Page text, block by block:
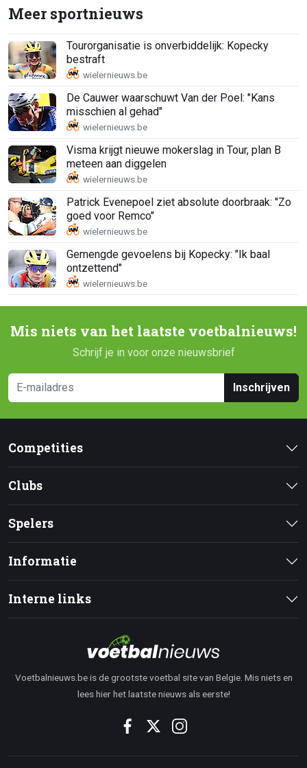
Meer sportnieuws
Tourorganisatie is onverbiddelijk: Kopecky
bestraft
De Cauwer waarschuwt Van der Poel: "Kans
misschien al gehad"
Visma krijgt nieuwe mokerslag in Tour, plan B
meteen aan diggelen
Patrick Evenepoel ziet absolute doorbraak: "Zo
goed voor Remco"
Gemengde gevoelens bij Kopecky: "Ik baal
ontzettend"
Mis niets van het laatste voetbalnieuws!
Schrijf je in voor onze nieuwsbrief
Inschrijven
Competities
Clubs
Spelers
Informatie
Interne links
Voetbalnieuws.be is de grootste voetbal site van Belgie. Mis niets en
lees hier het laatste nieuws als eerste!